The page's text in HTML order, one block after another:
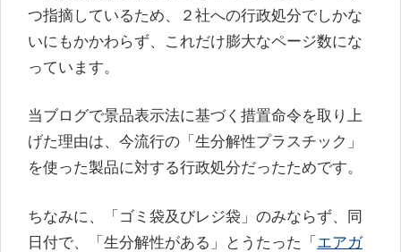
つ指摘しているため、２社への行政処分でしかな
いにもかかわらず、これだけ膨大なページ数にな
っています。
当ブログで景品表示法に基づく措置命令を取り上
げた理由は、今流行の「生分解性プラスチック」
を使った製品に対する行政処分だったためです。
ちなみに、「ゴミ袋及びレジ袋」のみならず、同
日付で、「生分解性がある」とうたった「エアガ